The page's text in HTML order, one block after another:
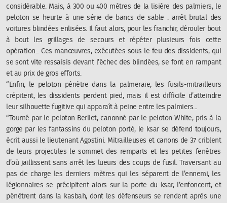
considérable. Mais, à 300 ou 400 mètres de la lisière des palmiers, le
peloton se heurte à une série de bancs de sable : arrêt brutal des
voitures blindées enlisées. Il faut alors, pour les franchir, dérouler bout
à bout les grillages de secours et répéter plusieurs fois cette
opération... Ces manœuvres, exécutées sous le feu des dissidents, qui
se sont vite ressaisis devant l’échec des blindées, se font en rampant
et au prix de gros efforts.
“Enfin, le peloton pénètre dans la palmeraie; les fusils-mitrailleurs
crépitent, les dissidents perdent pied, mais il est difficile d’atteindre
leur silhouette fugitive qui apparaît à peine entre les palmiers...
“Tourné par le peloton Berliet, canonné par le peloton White, pris à la
gorge par les fantassins du peloton porté, le ksar se défend toujours,
écrit aussi le lieutenant Agostini. Mitrailleuses et canons de 37 criblent
de leurs projectiles le sommet des remparts et les petites fenêtres
d’où jaillissent sans arrêt les lueurs des coups de fusil. Traversant au
pas de charge les derniers mètres qui les séparent de l’ennemi, les
légionnaires se précipitent alors sur la porte du ksar, l’enfoncent, et
pénètrent dans la kasbah, dont les défenseurs se rendent après une